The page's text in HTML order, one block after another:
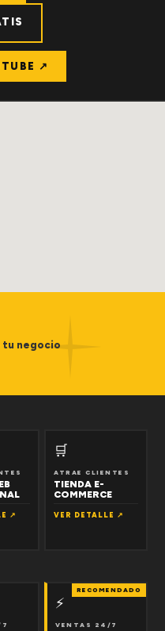
↗
tu negocio
↗
🛒
ATRAE CLIENTES
TIENDA E-
COMMERCE
VER DETALLE ↗
7
RECOMENDADO
⚡
VENTAS 24/7